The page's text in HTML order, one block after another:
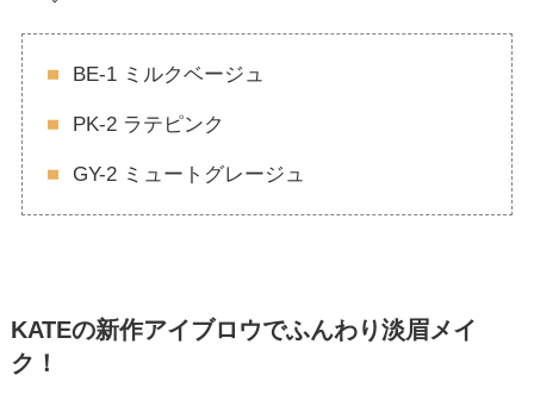
BE-1 ミルクベージュ
PK-2 ラテピンク
GY-2 ミュートグレージュ
KATEの新作アイブロウでふんわり淡眉メイ
ク！